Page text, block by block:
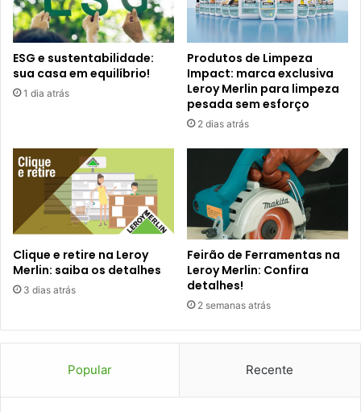
ESG e sustentabilidade:
sua casa em equilíbrio!
1 dia atrás
Produtos de Limpeza
Impact: marca exclusiva
Leroy Merlin para limpeza
pesada sem esforço
2 dias atrás
Clique e retire na Leroy
Merlin: saiba os detalhes
3 dias atrás
Feirão de Ferramentas na
Leroy Merlin: Confira
detalhes!
2 semanas atrás
Popular Recente